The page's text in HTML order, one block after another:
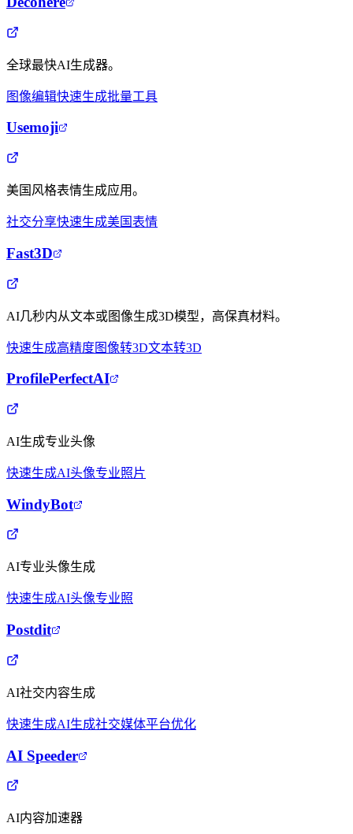
全球最快AI生成器。
图像编辑快速生成批量工具
Usemoji
美国风格表情生成应用。
社交分享快速生成美国表情
Fast3D
AI几秒内从文本或图像生成3D模型，高保真材料。
快速生成高精度图像转3D文本转3D
ProfilePerfectAI
AI生成专业头像
快速生成AI头像专业照片
WindyBot
AI专业头像生成
快速生成AI头像专业照
Postdit
AI社交内容生成
快速生成AI生成社交媒体平台优化
AI Speeder
AI内容加速器